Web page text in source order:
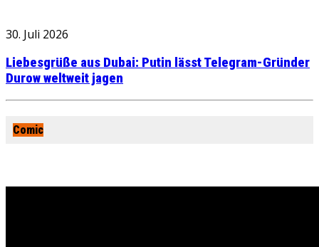
30. Juli 2026
Liebesgrüße aus Dubai: Putin lässt Telegram-Gründer
Durow weltweit jagen
Comic